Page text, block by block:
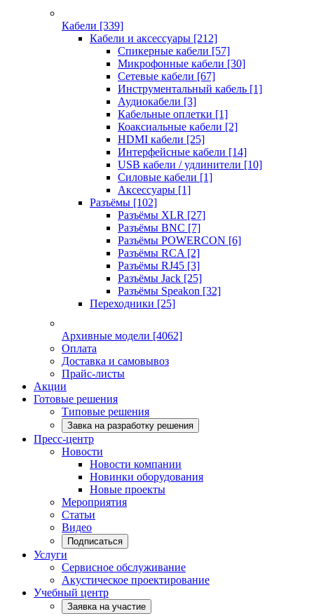
Кабели [339]
Кабели и аксессуары [212]
Спикерные кабели [57]
Микрофонные кабели [30]
Сетевые кабели [67]
Инструментальный кабель [1]
Аудиокабели [3]
Кабельные оплетки [1]
Коаксиальные кабели [2]
HDMI кабели [25]
Интерфейсные кабели [14]
USB кабели / удлинители [10]
Силовые кабели [1]
Аксессуары [1]
Разъёмы [102]
Разъёмы XLR [27]
Разъёмы BNC [7]
Разъёмы POWERCON [6]
Разъёмы RCA [2]
Разъёмы RJ45 [3]
Разъёмы Jack [25]
Разъёмы Speakon [32]
Переходники [25]
Архивные модели [4062]
Оплата
Доставка и самовывоз
Прайс-листы
Акции
Готовые решения
Типовые решения
Завка на разработку решения
Пресс-центр
Новости
Новости компании
Новинки оборудования
Новые проекты
Мероприятия
Статьи
Видео
Подписаться
Услуги
Сервисное обслуживание
Акустическое проектирование
Учебный центр
Заявка на участие